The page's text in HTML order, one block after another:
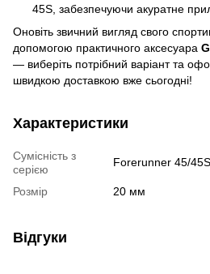
45S, забезпечуючи акуратне
Оновіть звичний вигляд свого
допомогою практичного аксесуара
— виберіть потрібний варіант та
швидкою доставкою вже сьогодні!
Характеристики
Сумісність з
серією
Forerunner 45/45S
Розмір 20 мм
Відгуки